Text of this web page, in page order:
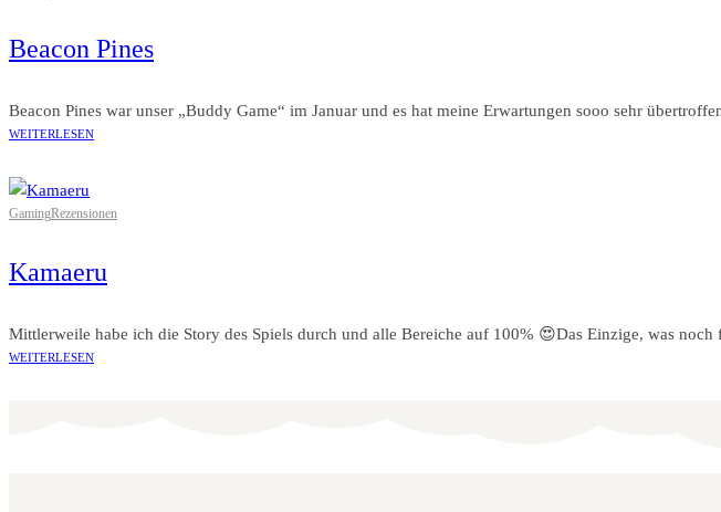
Beacon Pines
Beacon Pines war unser „Buddy Game“ im Januar und es hat meine Erwartungen sooo sehr
WEITERLESEN
GamingRezensionen
Kamaeru
Mittlerweile habe ich die Story des Spiels durch und alle Bereiche auf 100% 😍Das Einzige, was noch
WEITERLESEN